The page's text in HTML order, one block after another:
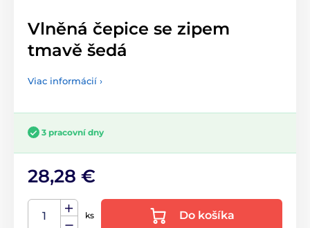
Vlněná čepice se zipem
tmavě šedá
Viac informácií ›
3 pracovní dny
28,28 €
ks Do košíka